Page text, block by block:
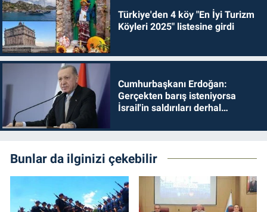
Türkiye'den 4 köy "En İyi Turizm
Köyleri 2025" listesine girdi
Cumhurbaşkanı Erdoğan:
Gerçekten barış isteniyorsa
İsrail'in saldırıları derhal
Bunlar da ilginizi çekebilir